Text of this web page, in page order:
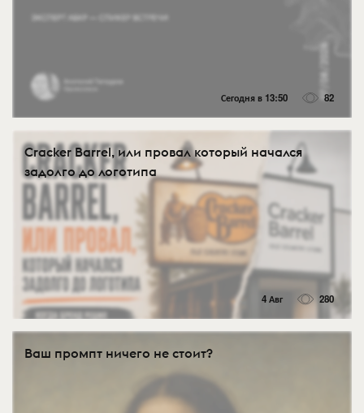
Сегодня в 13:50 82
Cracker Barrel, или провал который начался
задолго до логотипа
4 Авг 280
Ваш промпт ничего не стоит?